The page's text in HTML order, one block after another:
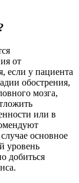
от
если у пациента
обострения,
мозга,
или в
основное
уровень
добиться